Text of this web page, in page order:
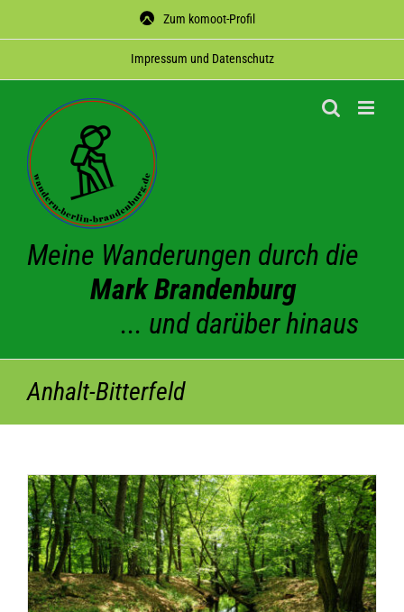
Inhalt
Zum komoot-Profil
Impres­sum und Datenschutz
Meine Wanderungen durch die
Mark Brandenburg
... und darüber hinaus
Anhalt-Bitterfeld